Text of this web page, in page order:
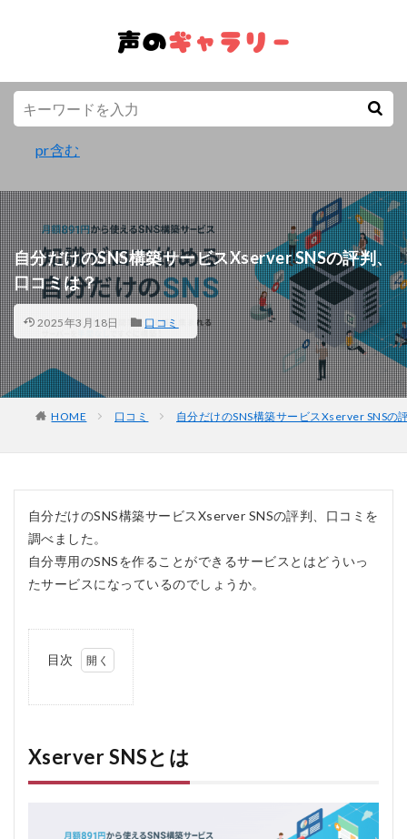
pr含む
自分だけのSNS構築サービスXserver SNSの評判、
口コミは？
2025年3月18日 口コミ
HOME 口コミ 自分だけのSNS構築サービスXserver SNSの
自分だけのSNS構築サービスXserver SNSの評判、口コミを
調べました。
自分専用のSNSを作ることができるサービスとはどういっ
たサービスになっているのでしょうか。
目次
1.1
1. 簡
性
Xserver SNSとは